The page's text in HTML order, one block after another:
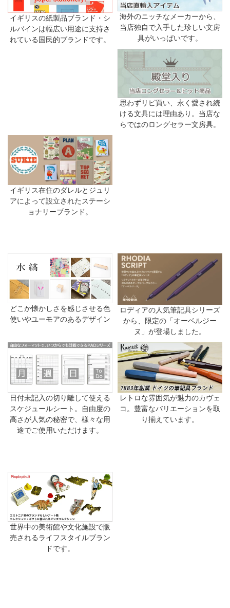
イギリスの紙製品ブランド・シ
ルバインは幅広い用途に支持さ
れている国民的ブランドです。
海外のニッチなメーカーから、
当店独自で入手した珍しい文房
具がいっぱいです。
思わずリピ買い、永く愛され続
ける文具には理由あり。当店な
らではのロングセラー文房具。
イギリス在住のダレルとジュリ
アによって設立されたステーシ
ョナリーブランド。
どこか懐かしさを感じさせる色
使いやユーモアのあるデザイン
ロディアの人気筆記具シリーズ
から、限定の「オーベルジー
ヌ」が登場しました。
日付未記入の切り離して使える
スケジュールシート。自由度の
高さが人気の秘密で、様々な用
途でご使用いただけます。
レトロな雰囲気が魅力のカヴェ
コ。豊富なバリエーションを取
り揃えています。
世界中の美術館や文化施設で販
売されるライフスタイルブラン
ドです。